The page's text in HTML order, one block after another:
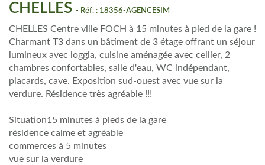
CHELLES - Réf. : 18356-AGENCESIM
CHELLES Centre ville FOCH à 15 minutes à pied de la gare !
Charmant T3 dans un bâtiment de 3 étage offrant un séjour
lumineux avec loggia, cuisine aménagée avec cellier, 2
chambres confortables, salle d'eau, WC indépendant,
placards, cave. Exposition sud-ouest avec vue sur la
verdure. Résidence très agréable !!!
Situation15 minutes à pieds de la gare
résidence calme et agréable
commerces à 5 minutes
vue sur la verdure